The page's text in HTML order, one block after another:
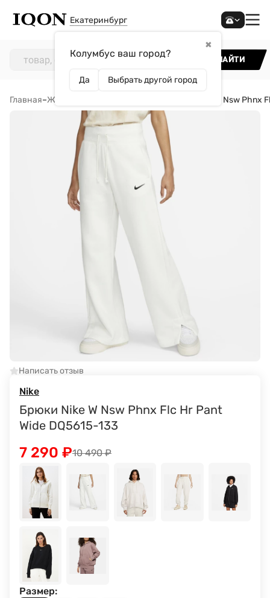
Екатеринбург
✖
Колумбус ваш город?
Да Выбрать другой город
НАЙТИ
Главная–Женщинам Брюки Nike W Nsw Phnx
Написать отзыв
Nike
Брюки Nike W Nsw Phnx Flc Hr Pant
Wide DQ5615-133
10 490₽
7 290 ₽
Размер: